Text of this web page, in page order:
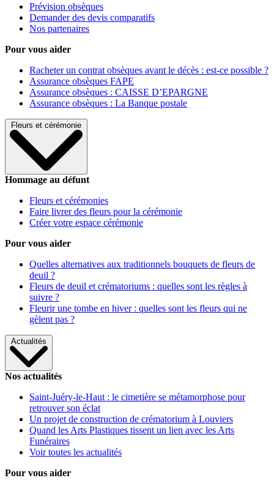
Prévision obsèques
Demander des devis comparatifs
Nos partenaires
Pour vous aider
Racheter un contrat obsèques avant le décès : est-ce possible ?
Assurance obsèques FAPE
Assurance obsèques : CAISSE D’EPARGNE
Assurance obsèques : La Banque postale
Fleurs et cérémonie
Hommage au défunt
Fleurs et cérémonies
Faire livrer des fleurs pour la cérémonie
Créer votre espace cérémonie
Pour vous aider
Quelles alternatives aux traditionnels bouquets de fleurs de
deuil ?
Fleurs de deuil et crématoriums : quelles sont les règles à
suivre ?
Fleurir une tombe en hiver : quelles sont les fleurs qui ne
gèlent pas ?
Actualités
Nos actualités
Saint-Juéry-le-Haut : le cimetière se métamorphose pour
retrouver son éclat
Un projet de construction de crématorium à Louviers
Quand les Arts Plastiques tissent un lien avec les Arts
Funéraires
Voir toutes les actualités
Pour vous aider